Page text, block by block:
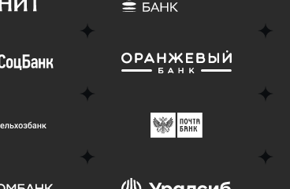
в АТБ Банк
заявку
Банк
Оправить заявку
в Ингосстрах Банк
заявку
Оправить заявку
в Банк Оранжевый
заявку
Оправить заявку